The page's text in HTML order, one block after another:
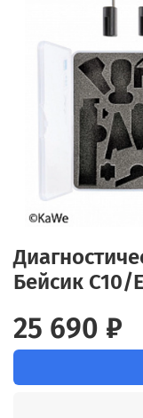
Бейсик C10/
25 690 ₽